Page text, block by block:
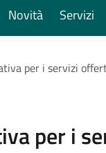
Novità Servizi
per i servizi
per i